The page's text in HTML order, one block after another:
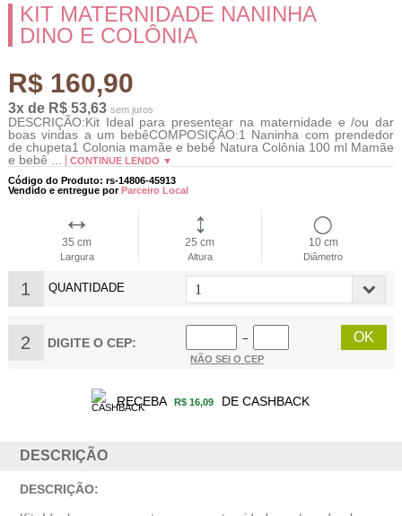
KIT MATERNIDADE NANINHA
DINO E COLÔNIA
R$ 160,90
3x de R$ 53,63 sem juros
DESCRIÇÃO:Kit Ideal para presentear na maternidade e /ou dar
boas vindas a um bebêCOMPOSIÇÃO:1 Naninha com prendedor
de chupeta1 Colonia mamãe e bebê Natura Colônia 100 ml Mamãe
e bebê ...
CONTINUE LENDO ▼
Código do Produto: rs-14806-45913
Vendido e entregue porParceiro Local
35 cm
Largura
25 cm
Altura
10 cm
Diâmetro
1 QUANTIDADE
2 DIGITE O CEP:
−
NÃO SEI O CEP
RECEBA R$ 16,09 DE CASHBACK
DESCRIÇÃO
DESCRIÇÃO: